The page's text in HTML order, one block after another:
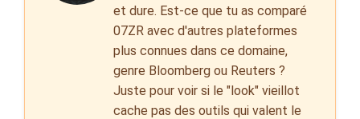
et dure. Est-ce que tu as comparé
07ZR avec d'autres plateformes
plus connues dans ce domaine,
genre Bloomberg ou Reuters ?
Juste pour voir si le "look" vieillot
cache pas des outils qui valent le